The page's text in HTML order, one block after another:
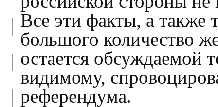
Все эти факты, а также
большого количество
остается обсуждаемой
видимому,
референдума.